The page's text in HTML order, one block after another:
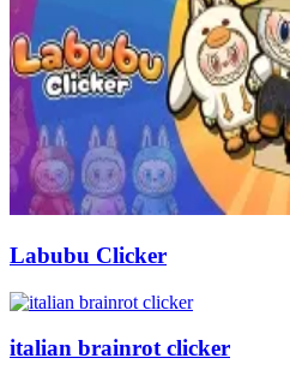
Labubu Clicker
italian brainrot clicker